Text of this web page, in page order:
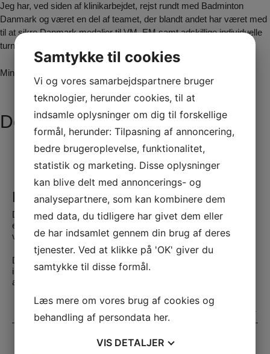
Jeg har, ved siden af klinikarbejdet, rejst rundt med Badminton
Danmark og været en del af teamet, der blandt andet har været med
til at sikre Danmark medaljer til VM, EM samt adskillige individuelle
turneringer siden 2019.
Min fritid bruger jeg sammen med min hustru og to børn.
Det siger vores kunder
Kontakt os
Du booker nemmest tid via vores online booking. Du opretter
en profil på den person, der skal behandles og booker en tid
via vores online booking.
Du kan altid kontakte os på telefon
ikke har mulighed for at online booke eller har brug for hjælp til
at booke.
Vælg
klinik
Samtykke til cookies
Vi og vores samarbejdspartnere bruger
teknologier, herunder cookies, til at
indsamle oplysninger om dig til forskellige
formål, herunder: Tilpasning af annoncering,
bedre brugeroplevelse, funktionalitet,
statistik og marketing. Disse oplysninger
kan blive delt med annoncerings- og
analysepartnere, som kan kombinere dem
med data, du tidligere har givet dem eller
de har indsamlet gennem din brug af deres
tjenester. Ved at klikke på 'OK' giver du
samtykke til disse formål.
Læs mere om vores brug af cookies og
behandling af persondata her.
VIS DETALJER